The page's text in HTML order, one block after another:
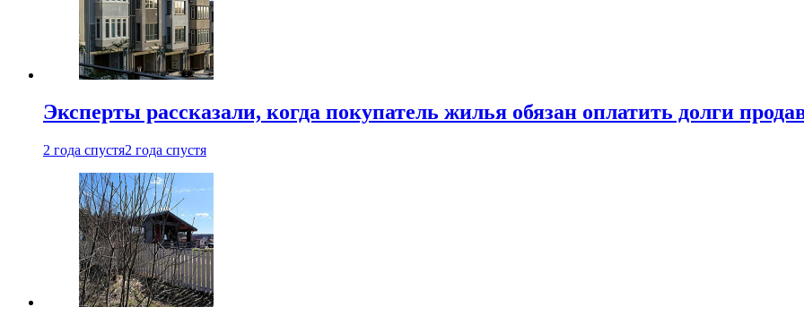
Эксперты рассказали, когда покупатель жилья обязан оплатить долги
2 года спустя2 года спустя